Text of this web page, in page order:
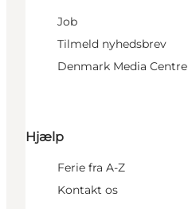
Job
Tilmeld nyhedsbrev
Denmark Media Centre
Hjælp
Ferie fra A-Z
Kontakt os